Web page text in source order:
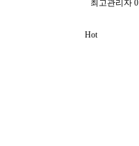
최고관리자 0
Hot